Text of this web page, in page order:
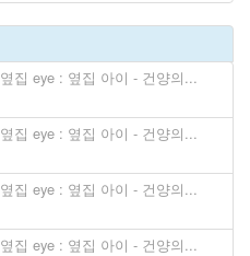
옆집 eye : 옆집 아이 - 건양의...
옆집 eye : 옆집 아이 - 건양의...
옆집 eye : 옆집 아이 - 건양의...
옆집 eye : 옆집 아이 - 건양의...